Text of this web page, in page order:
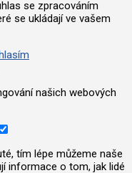
se zpracováním
se ukládají ve vašem
našich webových
tím lépe můžeme naše
informace o tom, jak lidé